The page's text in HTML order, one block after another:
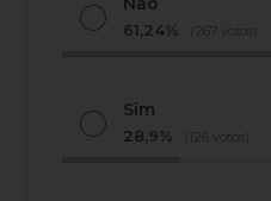
61,24% (267 votos)
Sim
28,9% (126 votos)